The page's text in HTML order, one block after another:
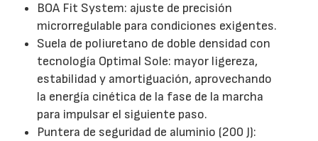
BOA Fit System: ajuste de precisión
microrregulable para condiciones exigentes.
Suela de poliuretano de doble densidad con
tecnología Optimal Sole: mayor ligereza,
estabilidad y amortiguación, aprovechando
la energía cinética de la fase de la marcha
para impulsar el siguiente paso.
Puntera de seguridad de aluminio (200 J):